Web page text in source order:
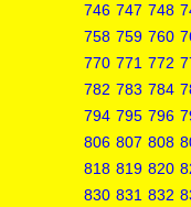
746 747 748
758 759 760
770 771 772
782 783 784
794 795 796
806 807 808
818 819 820
830 831 832